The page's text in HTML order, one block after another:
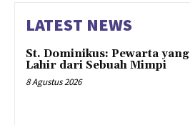
LATEST NEWS
St. Dominikus: Pewarta yang
Lahir dari Sebuah Mimpi
8 Agustus 2026